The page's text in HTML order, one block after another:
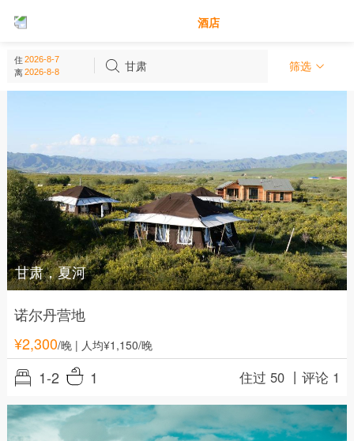
酒店
住
离
甘肃 筛选
甘肃 - 中国
甘肃，夏河
诺尔丹营地
¥2,300/晚| 人均¥1,150/晚
1-2 1 住过 50 丨评论 1